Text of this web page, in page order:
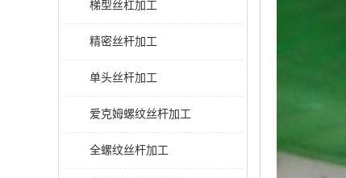
梯型丝杠加工
精密丝杆加工
单头丝杆加工
爱克姆螺纹丝杆加工
全螺纹丝杆加工